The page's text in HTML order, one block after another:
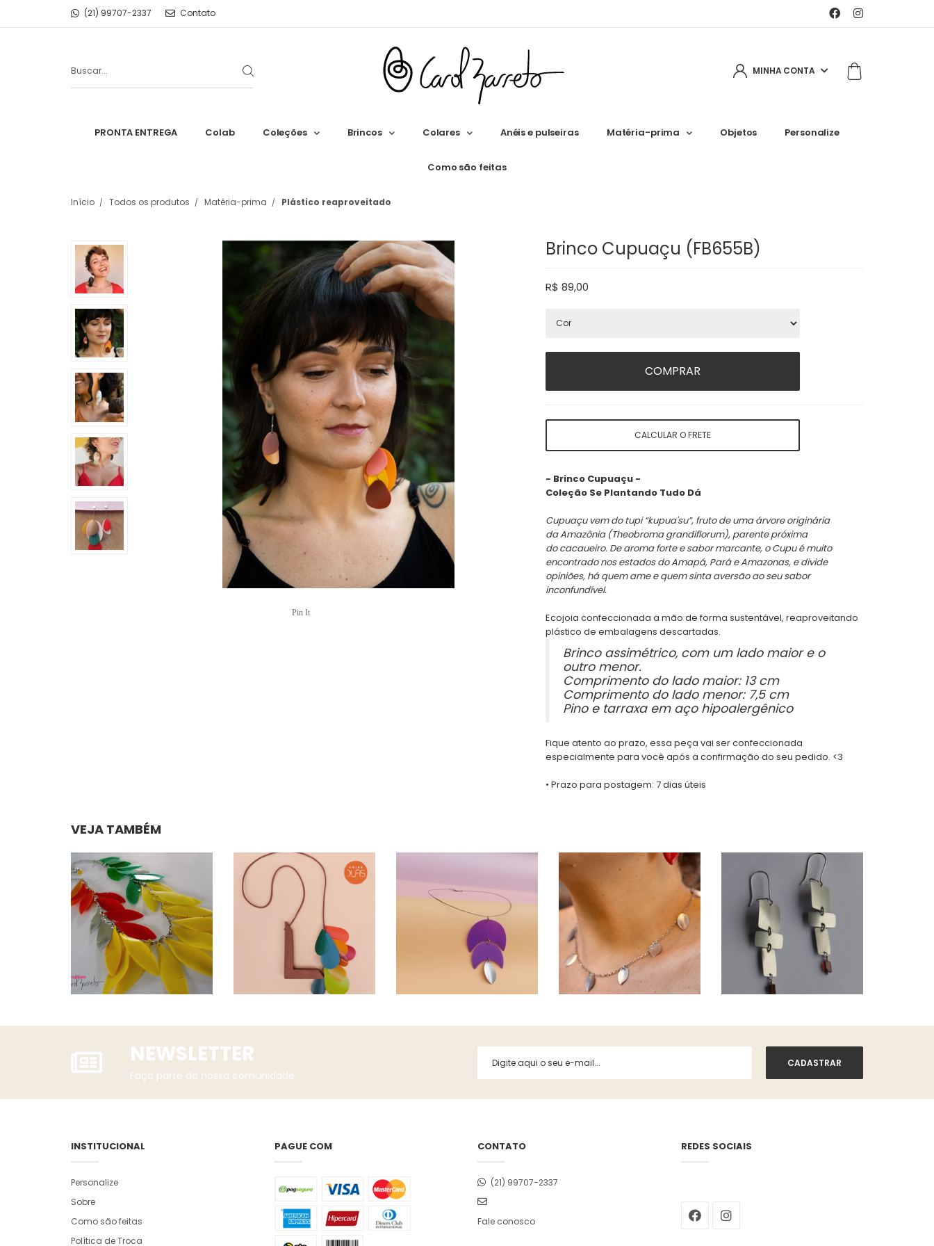
(21) 99707-2337 Contato
MINHA CONTA
PRONTA ENTREGA Colab Coleções Brincos Colares Anéis e pulseiras Matéria-prima Objetos Personalize
Como são feitas
Início Todos os produtos Matéria-prima Plástico reaproveitado
Pin It
Brinco Cupuaçu (FB655B)
R$ 89,00
COMPRAR
CALCULAR O FRETE
- Brinco Cupuaçu -
Coleção Se Plantando Tudo Dá
Cupuaçu vem do tupi “kupua'su”, fruto de uma árvore originária
da Amazônia (Theobroma grandiflorum), parente próxima
do cacaueiro. De aroma forte e sabor marcante, o Cupu é muito
encontrado nosestados do Amapá, Pará e Amazonas, e divide
opiniões, há quem ame e quemsinta aversão ao seu sabor
inconfundível.
Ecojoia confeccionada a mão de forma sustentável, reaproveitando
plástico de embalagens descartadas.
Brinco assimétrico, com um lado maior e o
outro menor.
Comprimento do lado maior: 13 cm
Comprimento do lado menor: 7,5 cm
Pino e tarraxa em aço hipoalergênico
Fique atento ao prazo, essa peça vai ser confeccionada
especialmente para você após a confirmação do seu pedido. <3
• Prazo para postagem: 7 dias úteis
VEJA TAMBÉM
NEWSLETTER
Faça parte da nossa comunidade
INSTITUCIONAL
Personalize
Sobre
Como são feitas
Política de Troca
PAGUE COM CONTATO
(21) 99707-2337
Fale conosco
REDES SOCIAIS